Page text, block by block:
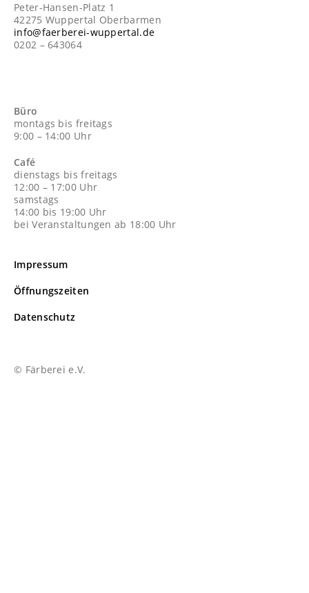
Peter-Hansen-Platz 1
42275 Wuppertal Oberbarmen
info@faerberei-wuppertal.de
0202 – 643064
Büro
montags bis freitags
9:00 – 14:00 Uhr
Café
dienstags bis freitags
12:00 – 17:00 Uhr
samstags
14:00 bis 19:00 Uhr
bei Veranstaltungen ab 18:00 Uhr
Impressum
Öffnungszeiten
Datenschutz
© Färberei e.V.